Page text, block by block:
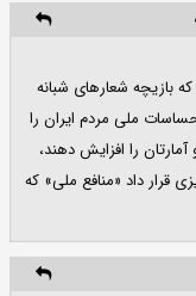
بازیچه شعارهای شبانه
ملی مردم ایران را
را افزایش دهند،
قرار داد «منافع ملی» که